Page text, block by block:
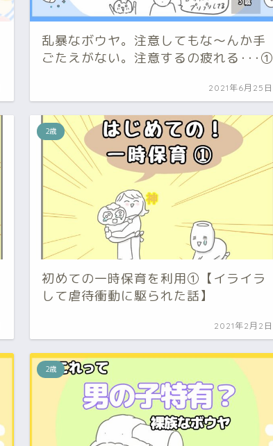
乱暴なボウヤ。注意してもな～んか手
ごたえがない。注意するの疲れる･･･①
2021年6月25日
2歳
初めての一時保育を利用①【イライラ
して虐待衝動に駆られた話】
2021年2月2日
2歳